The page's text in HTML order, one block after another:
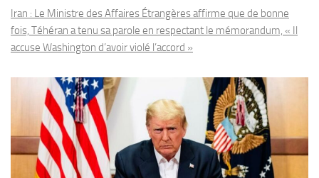
Iran : Le Ministre des Affaires Étrangères affirme que de bonne
fois, Téhéran a tenu sa parole en respectant le mémorandum, « Il
accuse Washington d’avoir violé l’accord »